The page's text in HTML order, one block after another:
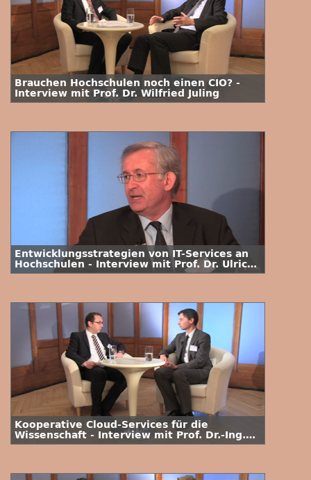
Brauchen Hochschulen noch einen CIO? -
Interview mit Prof. Dr. Wilfried Juling
Entwicklungsstrategien von IT-Services an
Hochschulen - Interview mit Prof. Dr. Ulrich
Lang
Kooperative Cloud-Services für die
Wissenschaft - Interview mit Prof. Dr.-Ing.
Ramin Yahyapour